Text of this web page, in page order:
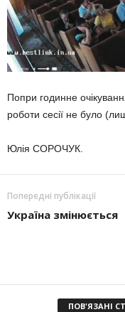
Попри годинне
роботи сесії не було
Юлія СОРОЧУК.
Попередні публікації
Україна змінюється
ПОВ'ЯЗАНІ